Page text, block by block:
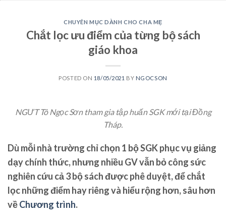
CHUYÊN MỤC DÀNH CHO CHA MẸ
Chắt lọc ưu điểm của từng bộ sách
giáo khoa
POSTED ON 18/05/2021 BY NGOCSON
NGƯT Tô Ngọc Sơn tham gia tập huấn SGK mới tại Đồng
Tháp.
Dù mỗi nhà trường chỉ chọn 1 bộ SGK phục vụ giảng
dạy chính thức, nhưng nhiều GV vẫn bỏ công sức
nghiên cứu cả 3 bộ sách được phê duyệt, để chắt
lọc những điểm hay riêng và hiểu rộng hơn, sâu hơn
vềChương trình.